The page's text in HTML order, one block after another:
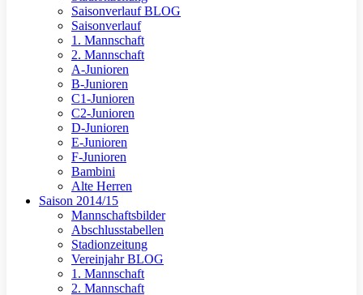
Saisonverlauf BLOG
Saisonverlauf
1. Mannschaft
2. Mannschaft
A-Junioren
B-Junioren
C1-Junioren
C2-Junioren
D-Junioren
E-Junioren
F-Junioren
Bambini
Alte Herren
Saison 2014/15
Mannschaftsbilder
Abschlusstabellen
Stadionzeitung
Vereinjahr BLOG
1. Mannschaft
2. Mannschaft